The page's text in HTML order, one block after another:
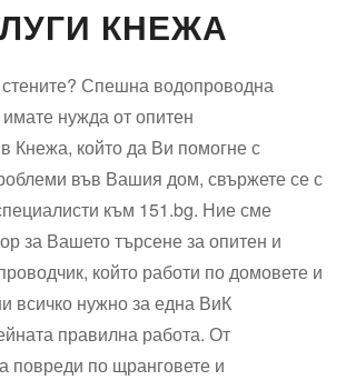
КНЕЖА
Спешна водопроводна
нужда от опитен
Кнежа, който да Ви помогне с
във Вашия дом, свържете се с
към 151.bg. Ние сме
за Вашето търсене за опитен и
който работи по домовете и
всичко нужно за една ВиК
правилна работа. От
повреди по щранговете и